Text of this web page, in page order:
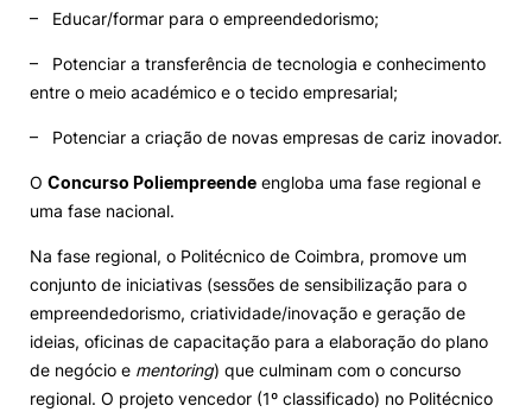
Política de Privacidade e Cookies
©2026 INOPOL Academia de Empreendedorismo. Todos os direitos reservados.
– Educar/formar para o empreendedorismo;
– Potenciar a transferência de tecnologia e conhecimento
entre o meio académico e o tecido empresarial;
– Potenciar a criação de novas empresas de cariz inovador.
O Concurso Poliempreende engloba uma fase regional e
uma fase nacional.
Na fase regional, o Politécnico de Coimbra, promove um
conjunto de iniciativas (sessões de sensibilização para o
empreendedorismo, criatividade/inovação e geração de
ideias, oficinas de capacitação para a elaboração do plano
de negócio e mentoring) que culminam com o concurso
regional. O projeto vencedor (1º classificado) no Politécnico